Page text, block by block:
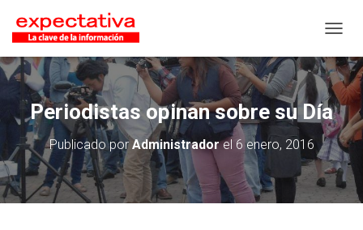
Periodistas opinan sobre su Día
Publicado por Administradorel 6 enero, 2016